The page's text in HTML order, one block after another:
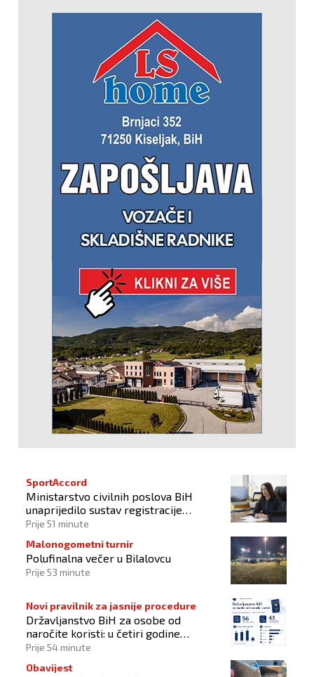
SportAccord
Ministarstvo civilnih poslova BiH
unaprijedilo sustav registracije
sportskih organizacija
Prije 51 minute
Malonogometni turnir
Polufinalna večer u Bilalovcu
Prije 53 minute
Novi pravilnik za jasnije procedure
Državljanstvo BiH za osobe od
naročite koristi: u četiri godine
odobrena 43 zahtjeva
Prije 54 minute
Obavijest